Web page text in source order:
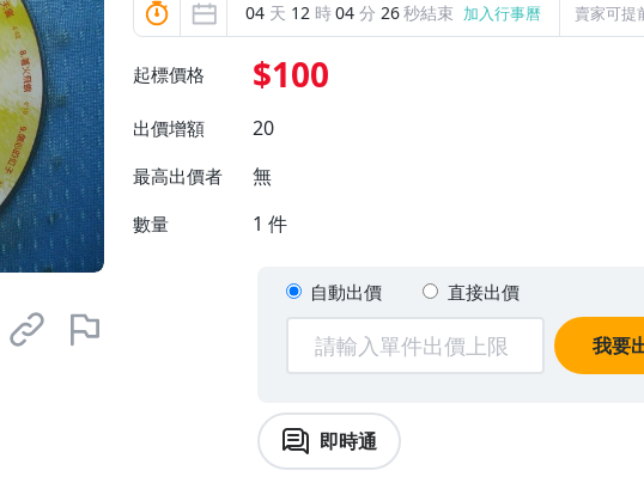
04 天 12 時04 分 24秒結束 加入行事曆 賣家可提
起標價格 $100
出價增額 20
最高出價者 無
數量 1 件
自動出價 直接出價
我要
即時通